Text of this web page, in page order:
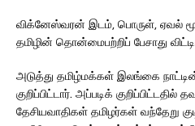
விக்னேஸ்வரன் இடம், பொருள், ஏவல்
தமிழின் தொன்மைபற்றிப் பேசாது
அடுத்து தமிழ்மக்கள் இலங்கை
குறிப்பிட்டார். அப்படிக்
தேசியவாதிகள் தமிழர்கள் வந்தேறு